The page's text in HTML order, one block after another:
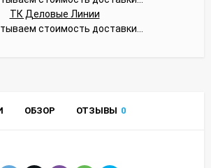
ТК Деловые Линии
стоимость доставки...
ОБЗОР ОТЗЫВЫ 0